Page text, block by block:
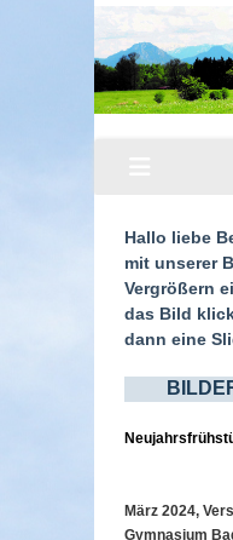
Hallo liebe
mit unserer
Vergrößern
das Bild
dann eine
März 2024,
Gymnasium